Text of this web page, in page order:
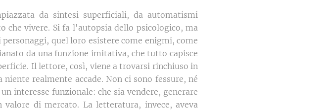
da sintesi superficiali, da automatismi
che vivere. Si fa l'autopsia dello psicologico, ma
quel loro esistere come enigmi, come
da una funzione imitativa, che tutto capisce
Il lettore, così, viene a trovarsi rinchiuso in
realmente accade. Non ci sono fessure, né
interesse funzionale: che sia vendere, generare
di mercato. La letteratura, invece, aveva